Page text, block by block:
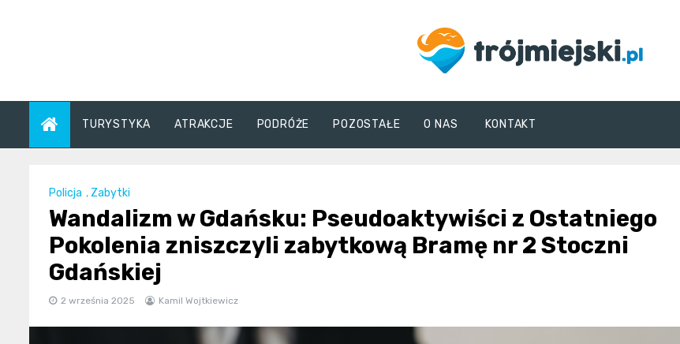
trojmiejski.pl
TURYSTYKA ATRAKCJE PODRÓŻE POZOSTAŁE O NAS KONTAKT
Policja , Zabytki
Wandalizm w Gdańsku: Pseudoaktywiści z Ostatniego
Pokolenia zniszczyli zabytkową Bramę nr 2 Stoczni
Gdańskiej
2 września 2025 Kamil Wojtkiewicz